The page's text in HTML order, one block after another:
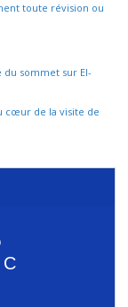
toute révision ou
sommet sur El-
cœur de la visite de
C